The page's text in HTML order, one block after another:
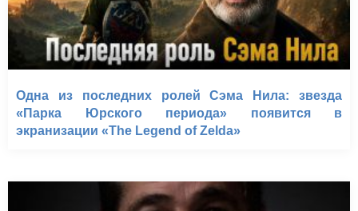
Одна из последних ролей Сэма Нила: звезда
«Парка Юрского периода» появится в
экранизации «The Legend of Zelda»